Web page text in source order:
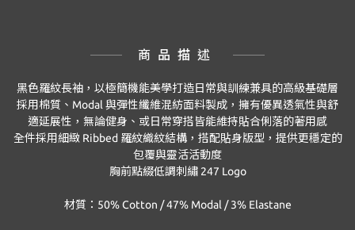
商品描述
黑色羅紋長袖，以極簡機能美學打造日常與訓練兼具的高級基礎層
採用棉質、Modal 與彈性纖維混紡面料製成，擁有優異透氣性與舒
適延展性，無論健身、或日常穿搭皆能維持貼合俐落的著用感
全件採用細緻 Ribbed 羅紋織紋結構，搭配貼身版型，提供更穩定的
包覆與靈活活動度
胸前點綴低調刺繡 247 Logo
材質：50% Cotton / 47% Modal / 3% Elastane